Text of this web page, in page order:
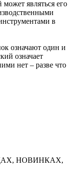
являться его
в
означают один и
означает
нет – разве что
НОВИНКАХ,